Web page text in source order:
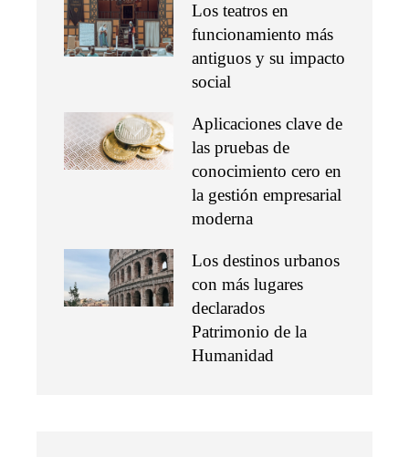
Los teatros en
funcionamiento más
antiguos y su impacto
social
Aplicaciones clave de
las pruebas de
conocimiento cero en
la gestión empresarial
moderna
Los destinos urbanos
con más lugares
declarados
Patrimonio de la
Humanidad